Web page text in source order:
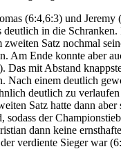
(6:4,6:3) und Jeremy
in die Schranken.
zweiten Satz nochmal
Am Ende konnte aber
Das mit Abstand
Nach einem deutlich
deutlich zu
Satz hatte dann aber
sodass der
dann keine
verdiente Sieger war